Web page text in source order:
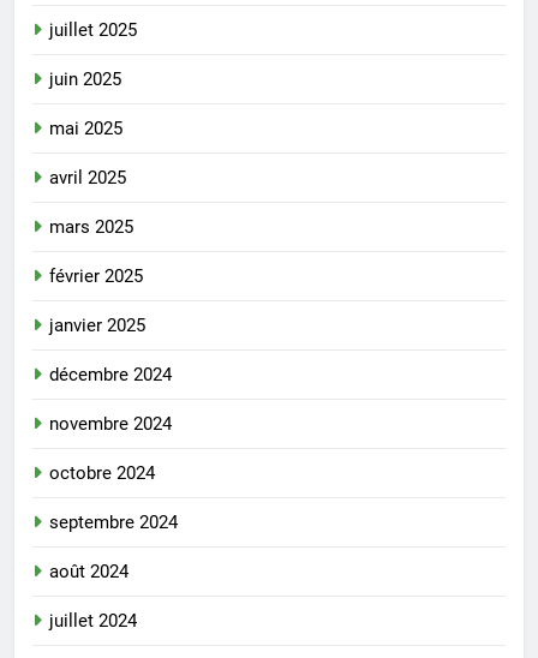
juillet 2025
juin 2025
mai 2025
avril 2025
mars 2025
février 2025
janvier 2025
décembre 2024
novembre 2024
octobre 2024
septembre 2024
août 2024
juillet 2024